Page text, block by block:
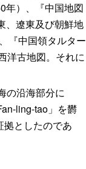
年）、『中国地図
、遼東及び朝鮮地
『中国領タルター
洋古地図。それに
の沿海部分に
ling-tao」を欝
拠としたのであ